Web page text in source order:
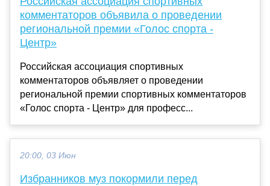
комментаторов объявила о проведении
региональной премии «Голос спорта -
Центр»
Российская ассоциация спортивных
комментаторов объявляет о проведении
региональной премии спортивных комментаторов
«Голос спорта - Центр» для професс...
20:00, 03 Июн
Избранников муз покормили перед